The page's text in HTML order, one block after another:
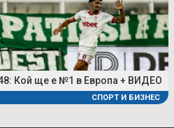
Кой ще е №1 в Европа + ВИДЕО
СПОРТ И БИЗНЕС